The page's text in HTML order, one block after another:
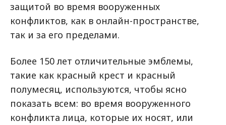
защитой во время вооруженных
конфликтов, как в онлайн-пространстве,
так и за его пределами.
Более 150 лет отличительные эмблемы,
такие как красный крест и красный
полумесяц, используются, чтобы ясно
показать всем: во время вооруженного
конфликта лица, которые их носят, или